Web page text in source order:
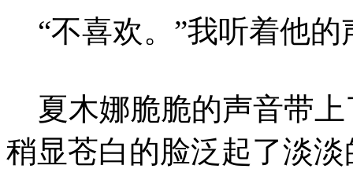
“不喜欢。”我听着他的
夏木娜脆脆的声音带上
稍显苍白的脸泛起了淡